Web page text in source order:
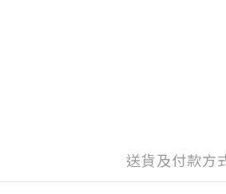
送貨及付款方